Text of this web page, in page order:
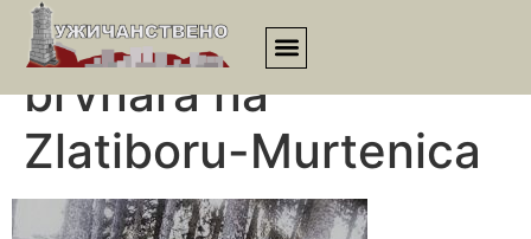
Najmanja crkva
brvnara na
Zlatiboru-Murtenica